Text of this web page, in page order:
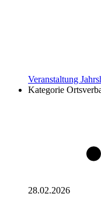
Veranstaltung
Kategorie
28.02.2026